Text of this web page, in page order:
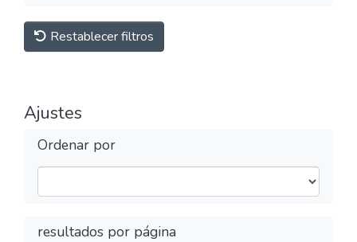
Restablecer filtros
Ajustes
Ordenar por
resultados por página